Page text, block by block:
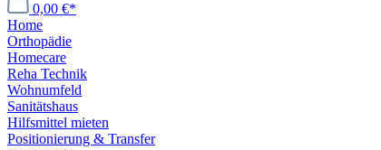
0,00 €*
Home
Orthopädie
Homecare
Reha Technik
Wohnumfeld
Sanitätshaus
Hilfsmittel mieten
Positionierung & Transfer